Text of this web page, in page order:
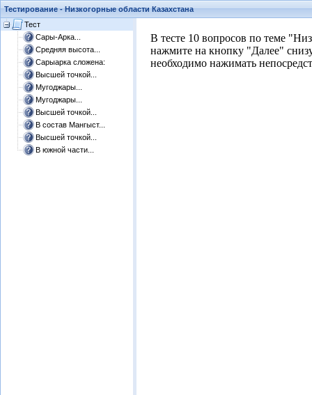
Тестирование - Низкогорные области Казахстана
Тест
Сары-Арка...
Средняя высота...
Сарыарка сложена:
Высшей точкой...
Мугоджары...
Мугоджары...
Высшей точкой...
В состав Мангыст...
Высшей точкой...
В южной части...
​В тесте 10 вопросов по теме
нажмите на кнопку "Далее"
необходимо нажимать